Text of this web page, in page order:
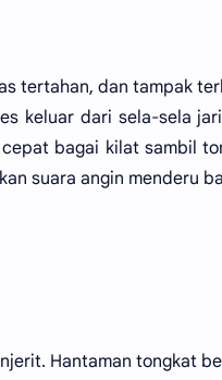
tertahan, dan tampak
keluar dari sela-sela
bagai kilat sambil
suara angin menderu
Hantaman tongkat